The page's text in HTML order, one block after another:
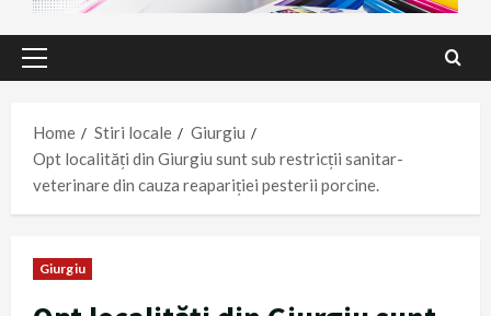
Primary
Home
Stiri locale
Giurgiu
Opt localități din Giurgiu sunt sub restricții sanitar-
veterinare din cauza reapariției pesterii porcine.
Giurgiu